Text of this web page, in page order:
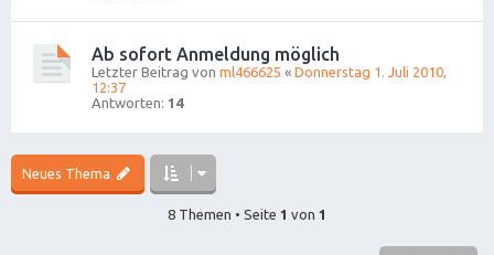
Ab sofort Anmeldung möglich
Letzter Beitrag von ml466625 « Donnerstag 1. Juli 2010,
12:37
Antworten: 14
Neues Thema
8 Themen • Seite 1 von 1